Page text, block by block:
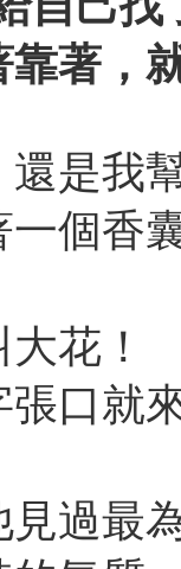
著，
還是我
個香
花！
口就
過最